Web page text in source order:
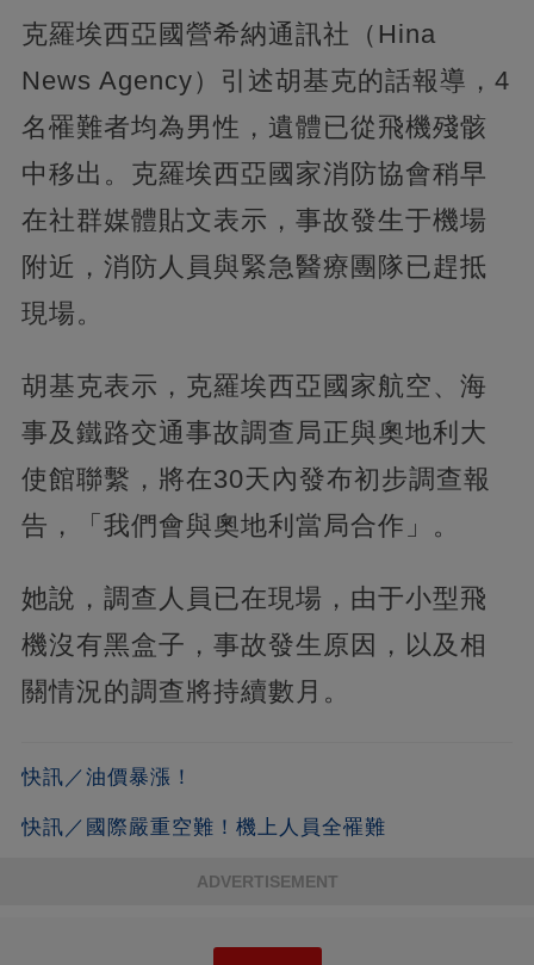
克羅埃西亞國營希納通訊社（Hina
News Agency）引述胡基克的話報導，4
名罹難者均為男性，遺體已從飛機殘骸
中移出。克羅埃西亞國家消防協會稍早
在社群媒體貼文表示，事故發生于機場
附近，消防人員與緊急醫療團隊已趕抵
現場。
胡基克表示，克羅埃西亞國家航空、海
事及鐵路交通事故調查局正與奧地利大
使館聯繫，將在30天內發布初步調查報
告，「我們會與奧地利當局合作」。
她說，調查人員已在現場，由于小型飛
機沒有黑盒子，事故發生原因，以及相
關情況的調查將持續數月。
快訊／油價暴漲！
快訊／國際嚴重空難！機上人員全罹難
ADVERTISEMENT